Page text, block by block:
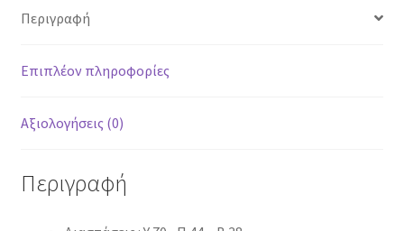
Περιγραφή
Επιπλέον πληροφορίες
Αξιολογήσεις (0)
Περιγραφή